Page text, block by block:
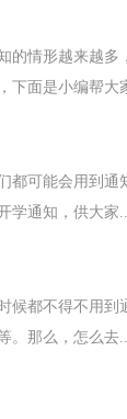
的情形越来越
下面是小编帮大
都可能会用到
学通知，供大家
候都不得不用
。那么，怎么去